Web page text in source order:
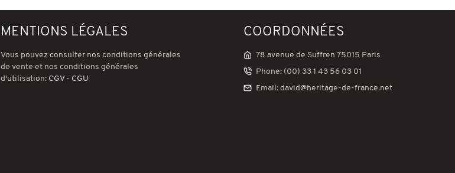
MENTIONS LÉGALES
Vous pouvez consulter nos conditions générales
de vente et nos conditions générales
d'utilisation: CGV- CGU
COORDONNÉES
78 avenue de Suffren 75015 Paris
Phone: (00) 33 1 43 56 03 01
Email: david@heritage-de-france.net